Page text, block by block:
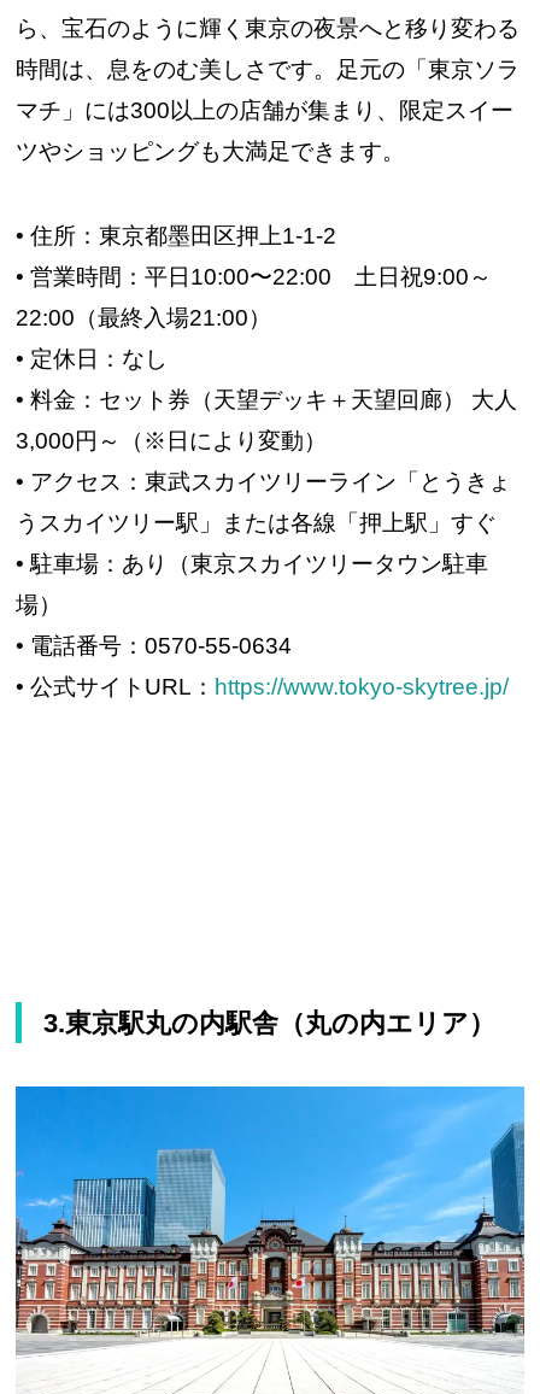
ら、宝石のように輝く東京の夜景へと移り変わる
時間は、息をのむ美しさです。足元の「東京ソラ
マチ」には300以上の店舗が集まり、限定スイー
ツやショッピングも大満足できます。
• 住所：東京都墨田区押上1-1-2
• 営業時間：平日10:00〜22:00 土日祝9:00～
22:00（最終入場21:00）
• 定休日：なし
• 料金：セット券（天望デッキ＋天望回廊） 大人
3,000円～（※日により変動）
• アクセス：東武スカイツリーライン「とうきょ
うスカイツリー駅」または各線「押上駅」すぐ
• 駐車場：あり（東京スカイツリータウン駐車
場）
• 電話番号：0570-55-0634
• 公式サイトURL： https://www.tokyo-skytree.jp/
3.東京駅丸の内駅舎（丸の内エリア）